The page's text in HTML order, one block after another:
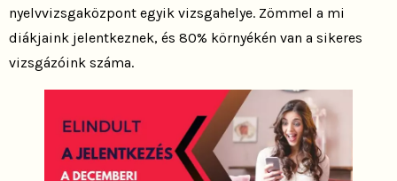
nyelvvizsgaközpont egyik vizsgahelye. Zömmel a mi
diákjaink jelentkeznek, és 80% környékén van a sikeres
vizsgázóink száma.